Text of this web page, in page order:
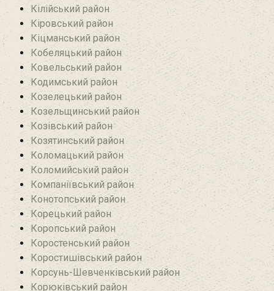
Кілійський район
Кіровський район
Кіцманський район
Кобеляцький район‎
Ковельський район
Кодимський район
Козелецький район
Козельщинський район
Козівський район
Козятинський район
Коломацький район
Коломийський район
Компаніївський район
Конотопський район
Корецький район
Коропський район
Коростенський район
Коростишівський район‎
Корсунь-Шевченківський район
Корюківський район